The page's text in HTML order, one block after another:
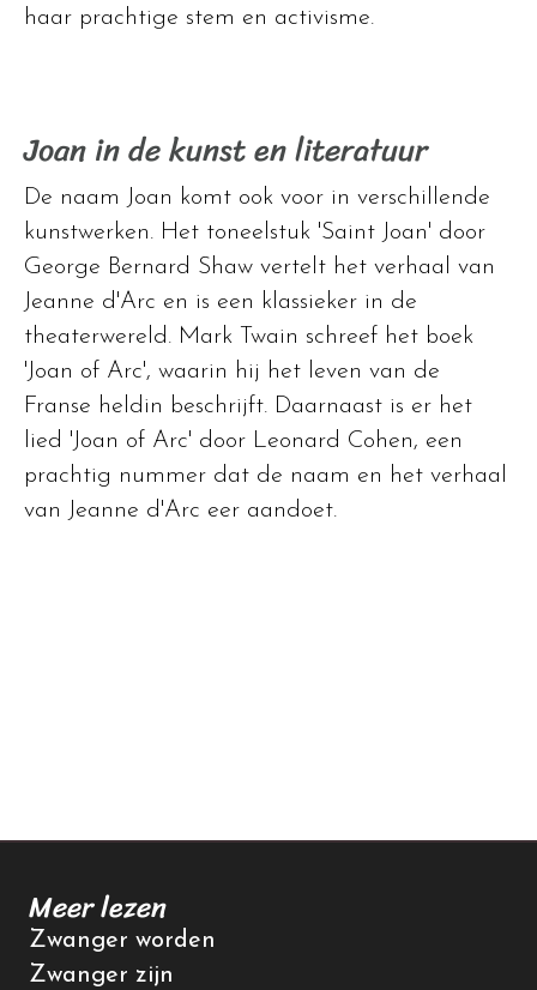
haar prachtige stem en activisme.
Joan in de kunst en literatuur
De naam Joan komt ook voor in verschillende
kunstwerken. Het toneelstuk 'Saint Joan' door
George Bernard Shaw vertelt het verhaal van
Jeanne d'Arc en is een klassieker in de
theaterwereld. Mark Twain schreef het boek
'Joan of Arc', waarin hij het leven van de
Franse heldin beschrijft. Daarnaast is er het
lied 'Joan of Arc' door Leonard Cohen, een
prachtig nummer dat de naam en het verhaal
van Jeanne d'Arc eer aandoet.
Meer lezen
Zwanger worden
Zwanger zijn